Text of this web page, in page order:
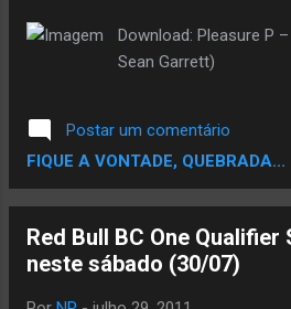
Download: Pleasure P
Sean Garrett)
Postar um comentário
FIQUE A VONTADE, QUEBRADA...
Red Bull BC One Qualifier